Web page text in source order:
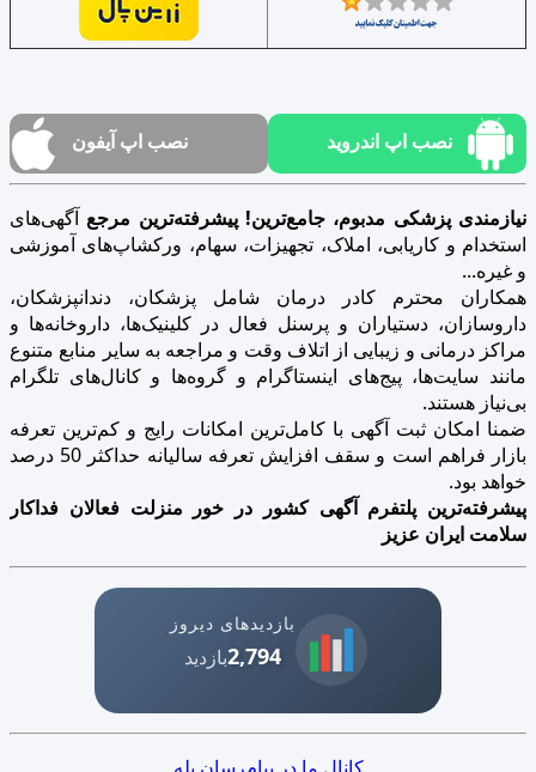
نصب اپ اندروید نصب اپ آیفون
نیازمندی پزشکی مدبوم، جامع‌ترین! پیشرفته‌ترین مرجع آگهی‌های
استخدام و کاریابی، املاک، تجهیزات، سهام، ورکشاپ‌های آموزشی
و غیره...
همکاران محترم کادر درمان شامل پزشکان، دندانپزشکان،
داروسازان، دستیاران و پرسنل فعال در کلینیک‌ها، داروخانه‌ها و
مراکز درمانی و زیبایی از اتلاف وقت و مراجعه به سایر منابع متنوع
مانند سایت‌ها، پیج‌های اینستاگرام و گروه‌ها و کانال‌های تلگرام
بی‌نیاز هستند.
ضمنا امکان ثبت آگهی با کامل‌ترین امکانات رایج و کم‌ترین تعرفه
بازار فراهم است و سقف افزایش تعرفه سالیانه حداکثر 50 درصد
خواهد بود.
پیشرفته‌ترین پلتفرم آگهی کشور در خور منزلت فعالان فداکار
سلامت ایران عزیز
بازدیدهای دیروز
2,794بازدید